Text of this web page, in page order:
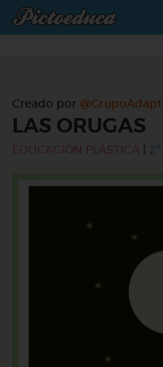
Creado por
LAS ORUGAS
EDUCACIÓN PLÁSTICA